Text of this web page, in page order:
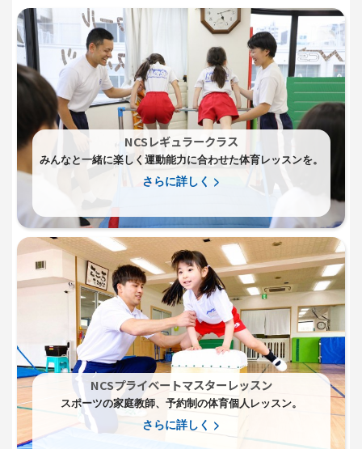
NCSレギュラークラス
みんなと一緒に楽しく運動能力に合わせた体育レッスンを。
さらに詳しく >
NCSプライベートマスターレッスン
スポーツの家庭教師、予約制の体育個人レッスン。
さらに詳しく >